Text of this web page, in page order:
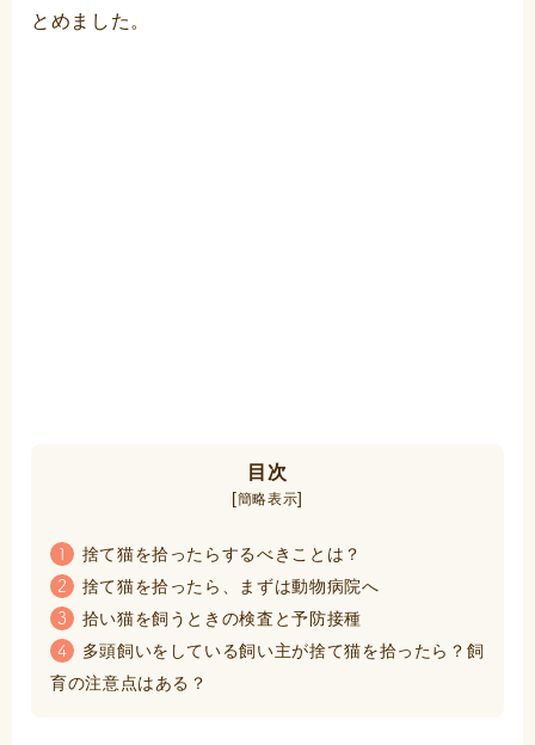
とめました。
目次
[簡略表示]
1 捨て猫を拾ったらするべきことは？
2 捨て猫を拾ったら、まずは動物病院へ
3 拾い猫を飼うときの検査と予防接種
4
多頭飼いをしている飼い主が捨て猫を拾ったら？飼
育の注意点はある？